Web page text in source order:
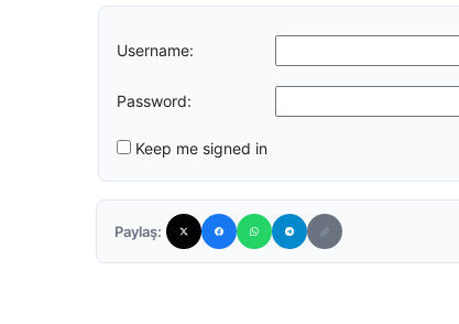
Username:
Password:
Keep me signed in
Paylaş: